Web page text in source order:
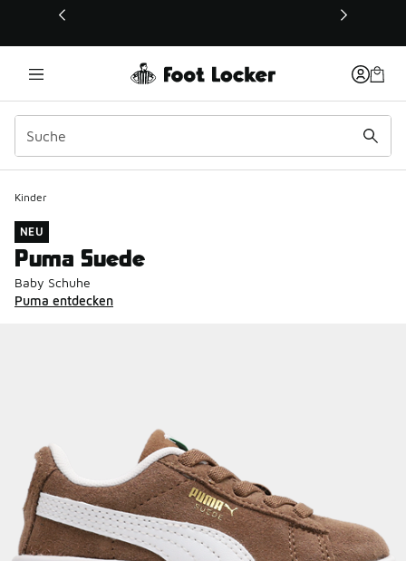
Dieser Link öffnet sich in einem neuen Fenster
Kinder
NEU
Puma Suede
Baby Schuhe
Puma entdecken